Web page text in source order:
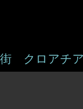
街 クロアチ